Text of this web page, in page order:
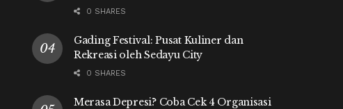
0 SHARES
Gading Festival: Pusat Kuliner dan
Rekreasi oleh Sedayu City
0 SHARES
Merasa Depresi? Coba Cek 4 Organisasi